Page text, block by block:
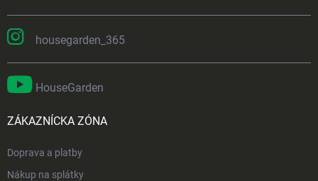
housegarden_365
HouseGarden
ZÁKAZNÍCKA ZÓNA
Doprava a platby
Nákup na splátky